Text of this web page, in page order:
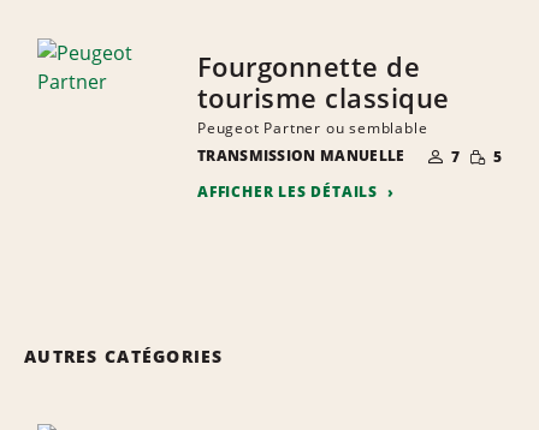
Fourgonnette de
tourisme classique
Peugeot Partner ou semblable
TRANSMISSION MANUELLE
NOMBRE DE
PERSONNES
7 RÉDUITE
5
AFFICHER LES DÉTAILS
AUTRES CATÉGORIES